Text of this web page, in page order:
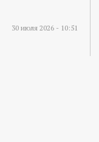
30 июля 2026 - 10:51